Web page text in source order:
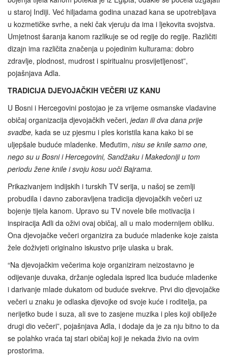
u staroj Indiji. Već hiljadama godina unazad kana se upotrebljava
u kozmetičke svrhe, a neki čak vjeruju da ima i ljekovita svojstva.
Umjetnost šaranja kanom razlikuje se od regije do regije. Različiti
dizajn ima različita značenja u pojedinim kulturama: dobro
zdravlje, plodnost, mudrost i spiritualnu prosvijetljenost”,
pojašnjava Adla.
TRADICIJA DJEVOJAČKIH VEČERI UZ KANU
U Bosni i Hercegovini postojao je za vrijeme osmanske vladavine
običaj organizacija djevojačkih večeri, jedan ili dva dana prije
svadbe, kada se uz pjesmu i ples koristila kana kako bi se
uljepšale buduće mladenke. Međutim, nisu se knile samo one,
nego su u Bosni i Hercegovini, Sandžaku i Makedoniji u tom
periodu žene knile i svoju kosu uoči Bajrama.
Prikazivanjem indijskih i turskih TV serija, u našoj se zemlji
probudila i davno zaboravljena tradicija djevojačkih večeri uz
bojenje tijela kanom. Upravo su TV novele bile motivacija i
inspiracija Adli da oživi ovaj običaj, ali u malo modernijem obliku.
Ona djevojačke večeri organizira za buduće mladenke koje zaista
žele doživjeti originalno iskustvo prije ulaska u brak.
“Na djevojačkim večerima koje organiziram neizostavno je
odijevanje duvaka, držanje ogledala ispred lica buduće mladenke
i darivanje mlade dukatom od buduće svekrve. Prvi dio djevojačke
večeri u znaku je odlaska djevojke od svoje kuće i roditelja, pa
nerijetko bude i suza, ali sve to zasjene muzika i ples koji obilježe
drugi dio večeri”, pojašnjava Adla, i dodaje da je za nju bitno to da
se polahko vraća taj stari običaj koji je nekada živio na ovim
prostorima.